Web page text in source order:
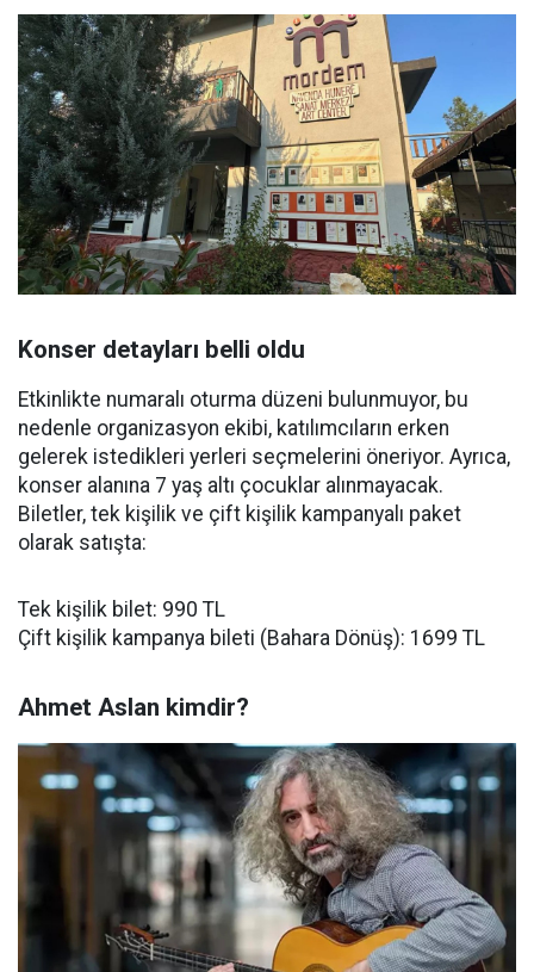
Konser detayları belli oldu
Etkinlikte numaralı oturma düzeni bulunmuyor, bu
nedenle organizasyon ekibi, katılımcıların erken
gelerek istedikleri yerleri seçmelerini öneriyor. Ayrıca,
konser alanına 7 yaş altı çocuklar alınmayacak.
Biletler, tek kişilik ve çift kişilik kampanyalı paket
olarak satışta:
Tek kişilik bilet: 990 TL
Çift kişilik kampanya bileti (Bahara Dönüş): 1699 TL
Ahmet Aslan kimdir?